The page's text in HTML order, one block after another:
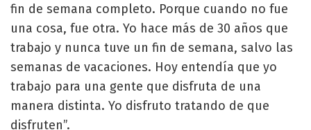
fin de semana completo. Porque cuando no fue
una cosa, fue otra. Yo hace más de 30 años que
trabajo y nunca tuve un fin de semana, salvo las
semanas de vacaciones. Hoy entendía que yo
trabajo para una gente que disfruta de una
manera distinta. Yo disfruto tratando de que
disfruten”.